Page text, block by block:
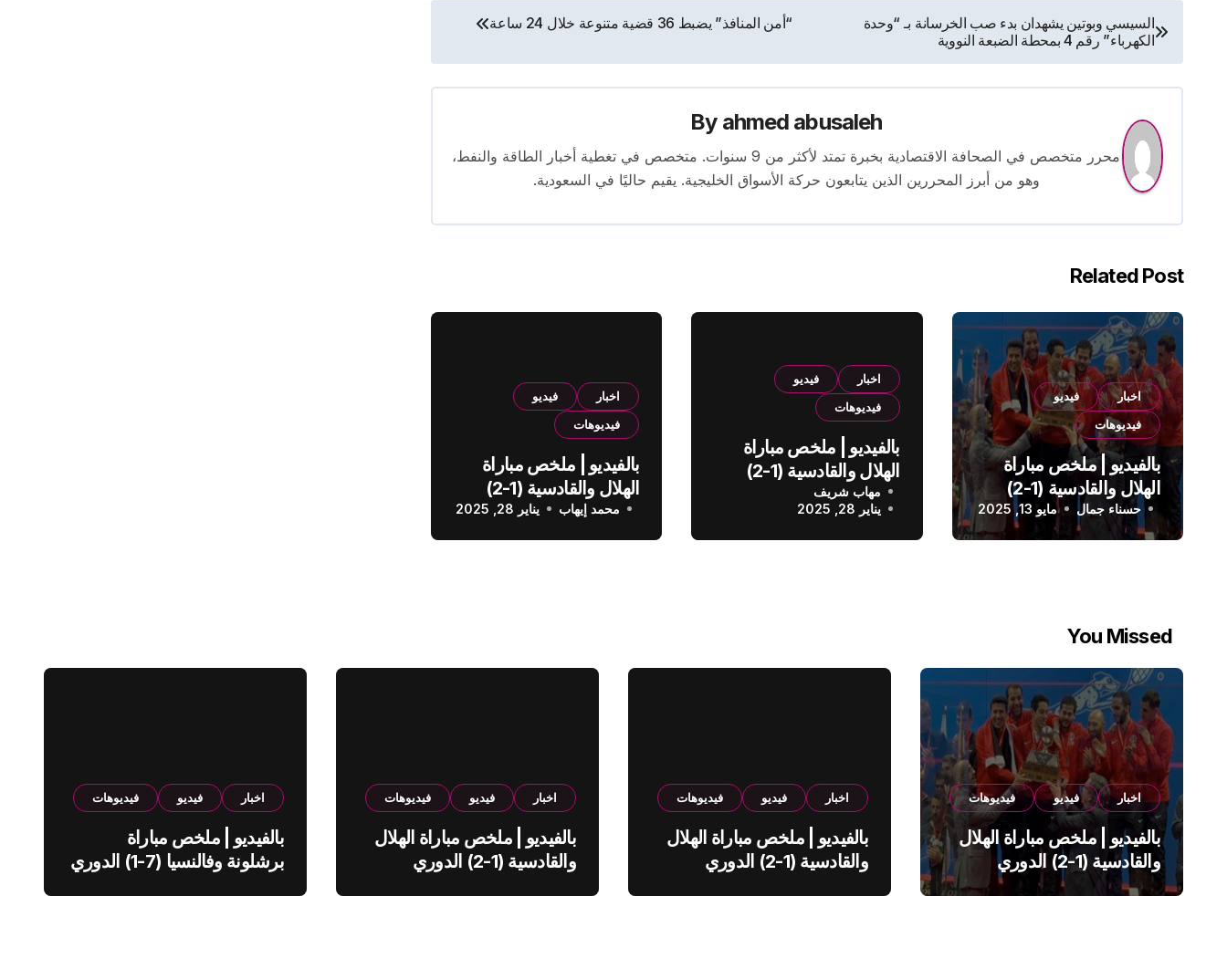
تصفّح
المقالات
السيسي وبوتين يشهدان بدء صب الخرسانة بـ “وحدة
الكهرباء” رقم 4 بمحطة الضبعة النووية
“أمن المنافذ” يضبط 36 قضية متنوعة خلال 24 ساعة
By ahmed abusaleh
محرر متخصص في الصحافة الاقتصادية بخبرة تمتد لأكثر من 9 سنوات. متخصص في تغطية أخبار الطاقة والنفط،
وهو من أبرز المحررين الذين يتابعون حركة الأسواق الخليجية. يقيم حاليًا في السعودية.
Related Post
اخبار
فيديو
فيديوهات
بالفيديو | ملخص مباراة
الهلال والقادسية (1-2)
الدوري السعودي
حسناء جمال مايو 13, 2025
اخبار
فيديو
فيديوهات
بالفيديو | ملخص مباراة
الهلال والقادسية (1-2)
الدوري السعودي
مهاب شريف
يناير 28, 2025
اخبار
فيديو
فيديوهات
بالفيديو | ملخص مباراة
الهلال والقادسية (1-2)
الدوري السعودي
محمد إيهاب يناير 28, 2025
You Missed
اخبار فيديو فيديوهات
بالفيديو | ملخص مباراة الهلال
والقادسية (1-2) الدوري
السعودي
اخبار فيديو فيديوهات
بالفيديو | ملخص مباراة الهلال
والقادسية (1-2) الدوري
اخبار فيديو فيديوهات
بالفيديو | ملخص مباراة الهلال
والقادسية (1-2) الدوري
اخبار فيديو فيديوهات
بالفيديو | ملخص مباراة
برشلونة وفالنسيا (7-1) الدوري